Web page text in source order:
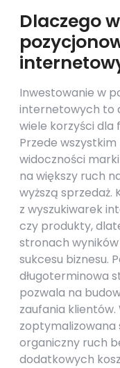
Dlaczego
Inwestowanie w
internetowych to
wiele korzyści dla
Przede
widoczności
na większy ruch
wyższą sprzedaż.
z wyszukiwarek
czy produkty,
stronach
sukcesu biznesu.
długoterminowa
pozwala na
zaufania klientów.
organiczny ruch
dodatkowych